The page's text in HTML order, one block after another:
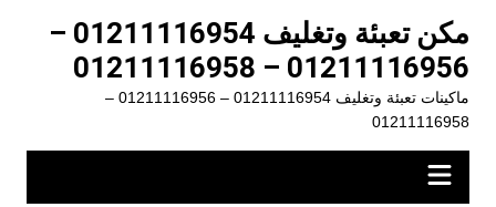
المحتوى
مكن تعبئة وتغليف 01211116954 –
01211116956 – 01211116958
ماكينات تعبئة وتغليف 01211116954 – 01211116956 –
01211116958